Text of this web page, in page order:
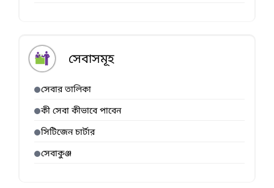
সেবাসমূহ
সেবার তালিকা
কী সেবা কীভাবে পাবেন
সিটিজেন চার্টার
সেবাকুঞ্জ